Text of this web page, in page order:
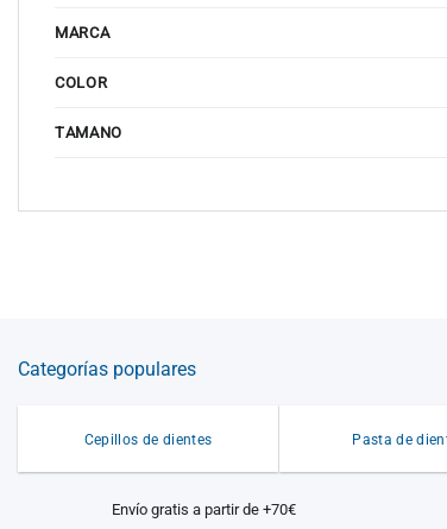
MARCA
COLOR
TAMANO
Categorías populares
Cepillos de dientes Pasta de
Envío gratis a partir de +70€